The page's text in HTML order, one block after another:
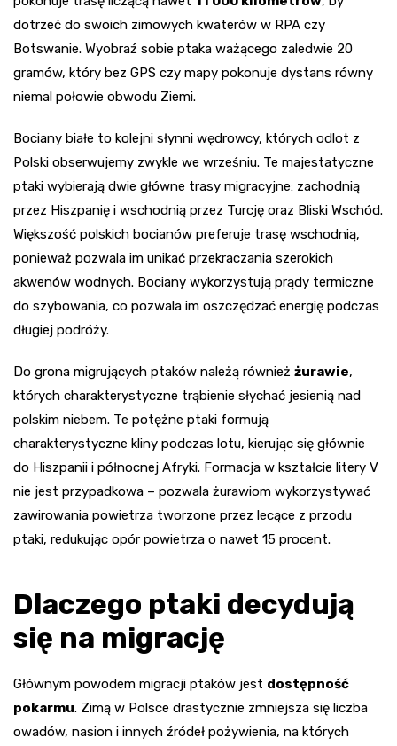
dotrzeć do swoich zimowych kwaterów w RPA czy
Botswanie. Wyobraź sobie ptaka ważącego zaledwie 20
gramów, który bez GPS czy mapy pokonuje dystans równy
niemal połowie obwodu Ziemi.
Bociany białe to kolejni słynni wędrowcy, których odlot z
Polski obserwujemy zwykle we wrześniu. Te majestatyczne
ptaki wybierają dwie główne trasy migracyjne: zachodnią
przez Hiszpanię i wschodnią przez Turcję oraz Bliski Wschód.
Większość polskich bocianów preferuje trasę wschodnią,
ponieważ pozwala im unikać przekraczania szerokich
akwenów wodnych. Bociany wykorzystują prądy termiczne
do szybowania, co pozwala im oszczędzać energię podczas
długiej podróży.
Do grona migrujących ptaków należą również żurawie,
których charakterystyczne trąbienie słychać jesienią nad
polskim niebem. Te potężne ptaki formują
charakterystyczne kliny podczas lotu, kierując się głównie
do Hiszpanii i północnej Afryki. Formacja w kształcie litery V
nie jest przypadkowa – pozwala żurawiom wykorzystywać
zawirowania powietrza tworzone przez lecące z przodu
ptaki, redukując opór powietrza o nawet 15 procent.
Dlaczego ptaki decydują
się na migrację
Głównym powodem migracji ptaków jest dostępność
pokarmu. Zimą w Polsce drastycznie zmniejsza się liczba
owadów, nasion i innych źródeł pożywienia, na których